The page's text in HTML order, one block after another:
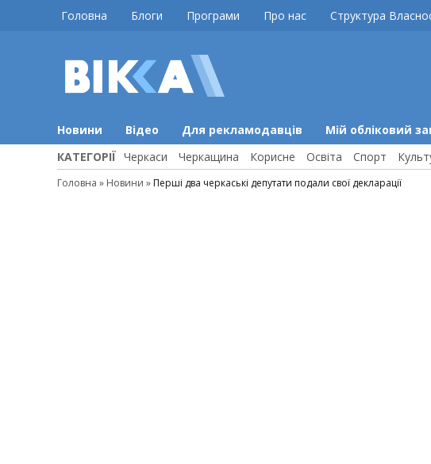
Головна Блоги Програми Про нас Структура
Новини Відео Для рекламодавців Мій обліковий
КАТЕГОРІЇ Черкаси Черкащина Корисне Освіта Спорт
Головна » Новини » Перші два черкаські депутати подали свої декларації